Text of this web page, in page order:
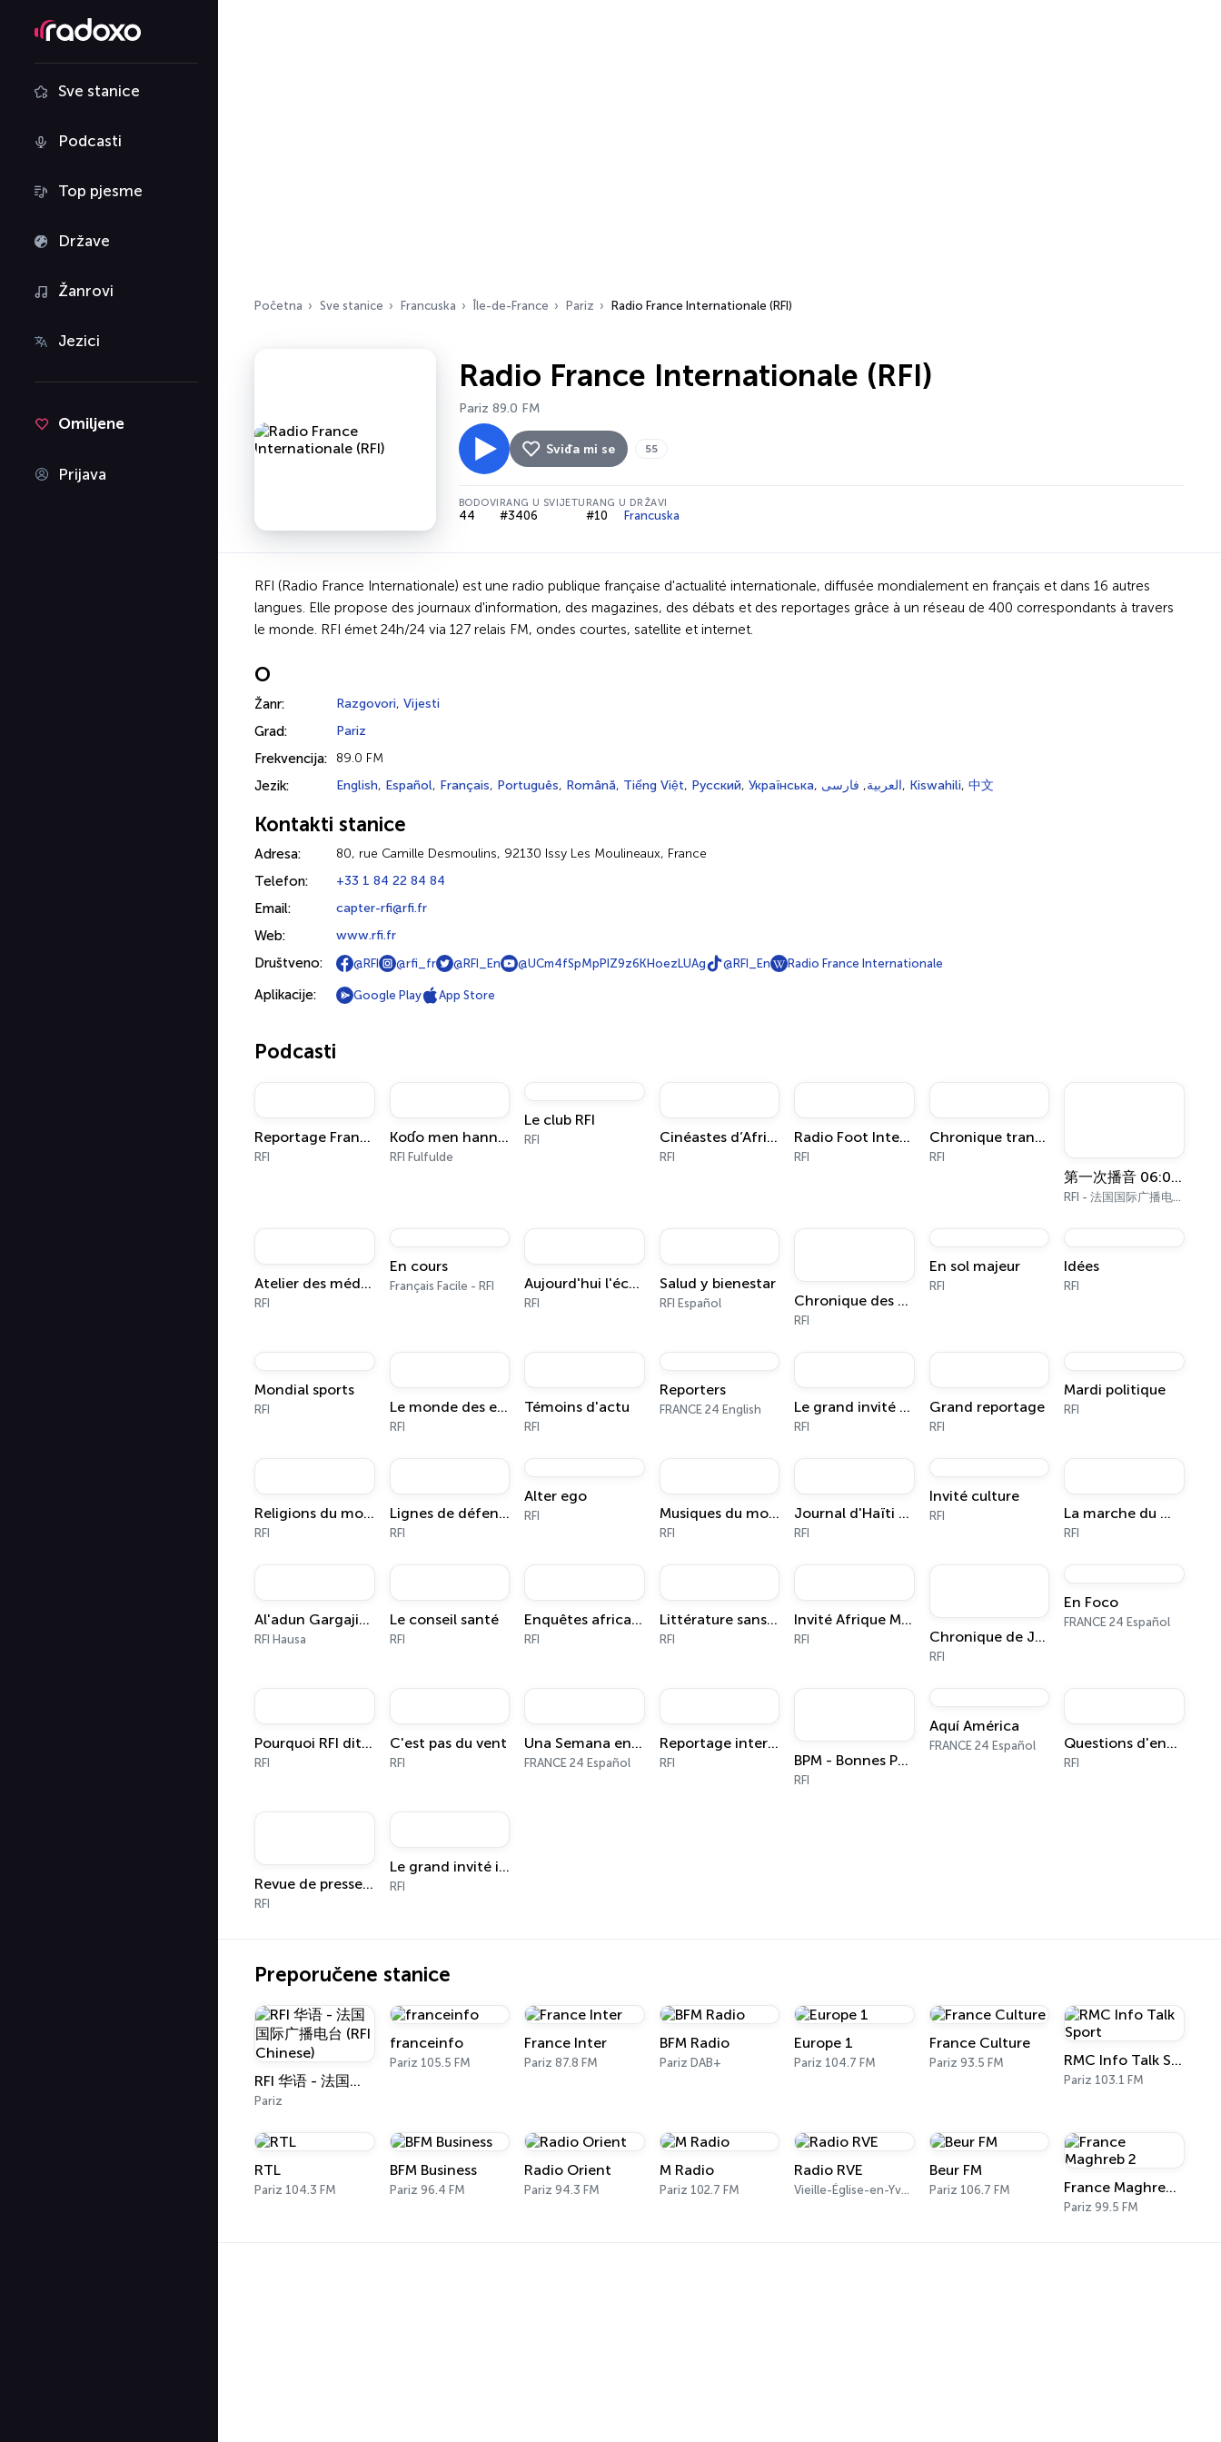
Sve stanice
Podcasti
Top pjesme
Države
Žanrovi
Jezici
Omiljene
Prijava
Početna Sve stanice Francuska Île-de-France Pariz Radio France Internationale (RFI)
Radio France Internationale (RFI)
Pariz 89.0 FM
Sviđa mi se 55
BODOVI
44
RANG U SVIJETU
#3406
RANG U DRŽAVI
#10 Francuska
RFI (Radio France Internationale) est une radio publique française d'actualité internationale, diffusée mondialement en français et dans 16 autres
langues. Elle propose des journaux d'information, des magazines, des débats et des reportages grâce à un réseau de 400 correspondants à travers
le monde. RFI émet 24h/24 via 127 relais FM, ondes courtes, satellite et internet.
O
Žanr: Razgovori, Vijesti
Grad: Pariz
Frekvencija: 89.0 FM
Jezik: English, Español, Français, Português, Română, Tiếng Việt, Русский, Українська, العربية, فارسی , Kiswahili, 中文
Kontakti stanice
Adresa: 80, rue Camille Desmoulins, 92130 Issy Les Moulineaux, France
Telefon: +33 1 84 22 84 84
Email: capter-rfi@rfi.fr
Web: www.rfi.fr
Društveno: @RFI @rfi_fr @RFI_En @UCm4fSpMpPIZ9z6KHoezLUAg @RFI_En Radio France Internationale
Aplikacije: Google Play App Store
Podcasti
Reportage France
RFI
Koɗo men hannde
RFI Fulfulde
Le club RFI
RFI Cinéastes d’Afrique
RFI
Radio Foot Internationale
RFI
Chronique transports
RFI
第一次播音 06:00 - 07:00（北京时间）
RFI - 法国国际广播电台
Atelier des médias
RFI
En cours
Français Facile - RFI Aujourd'hui l'économie
RFI
Salud y bienestar
RFI Español Chronique des matières premières
RFI
En sol majeur
RFI
Idées
RFI
Mondial sports
RFI Le monde des enfants
RFI
Témoins d'actu
RFI
Reporters
FRANCE 24 English Le grand invité Afrique
RFI
Grand reportage
RFI
Mardi politique
RFI
Religions du monde
RFI
Lignes de défense
RFI
Alter ego
RFI Musiques du monde
RFI
Journal d'Haïti et des Amériques
RFI
Invité culture
RFI La marche du monde
RFI
Al'adun Gargajiya
RFI Hausa
Le conseil santé
RFI
Enquêtes africaines
RFI
Littérature sans frontières
RFI
Invité Afrique Midi
RFI Chronique de Jean-Baptiste Placca
RFI
En Foco
FRANCE 24 Español
Pourquoi RFI dit ça ?
RFI
C'est pas du vent
RFI
Una Semana en el Mundo
FRANCE 24 Español
Reportage international
RFI BPM - Bonnes Pulsations du Monde
RFI
Aquí América
FRANCE 24 Español Questions d'environnement
RFI
Revue de presse internationale
RFI
Le grand invité international
RFI
Preporučene stanice
RFI 华语 - 法国国际广播电台 (RFI Chinese)
Pariz
franceinfo
Pariz 105.5 FM
France Inter
Pariz 87.8 FM
BFM Radio
Pariz DAB+
Europe 1
Pariz 104.7 FM
France Culture
Pariz 93.5 FM RMC Info Talk Sport
Pariz 103.1 FM
RTL
Pariz 104.3 FM
BFM Business
Pariz 96.4 FM
Radio Orient
Pariz 94.3 FM
M Radio
Pariz 102.7 FM
Radio RVE
Vieille-Église-en-Yvelines 103.7 FM
Beur FM
Pariz 106.7 FM France Maghreb 2
Pariz 99.5 FM